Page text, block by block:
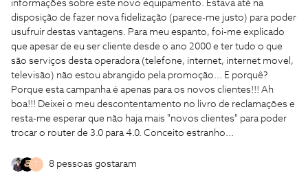
informações sobre este novo equipamento. Estava até na
disposição de fazer nova fidelização (parece-me justo) para poder
usufruir destas vantagens. Para meu espanto, foi-me explicado
que apesar de eu ser cliente desde o ano 2000 e ter tudo o que
são serviços desta operadora (telefone, internet, internet movel,
televisão) não estou abrangido pela promoção... E porquê?
Porque esta campanha é apenas para os novos clientes!!! Ah
boa!!! Deixei o meu descontentamento no livro de reclamações e
resta-me esperar que não haja mais "novos clientes" para poder
trocar o router de 3.0 para 4.0. Conceito estranho...
8 pessoas gostaram